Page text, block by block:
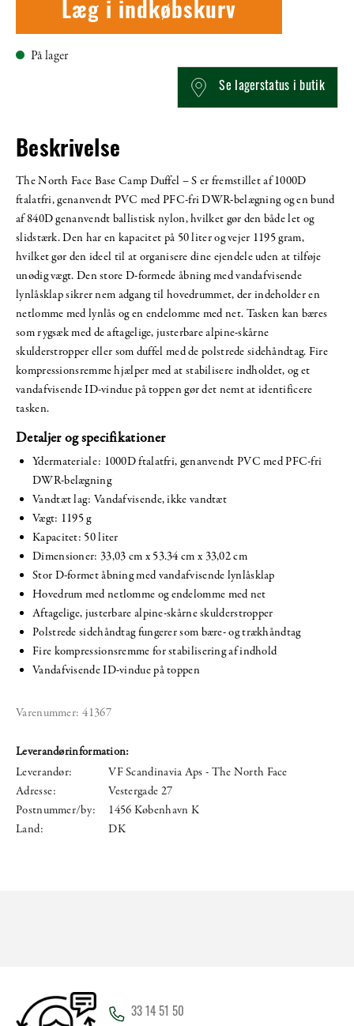
Læg i indkøbskurv
På lager
Se lagerstatus i butik
Beskrivelse
The North Face Base Camp Duffel – S er fremstillet af 1000D
ftalatfri, genanvendt PVC med PFC-fri DWR-belægning og en bund
af 840D genanvendt ballistisk nylon, hvilket gør den både let og
slidstærk. Den har en kapacitet på 50 liter og vejer 1195 gram,
hvilket gør den ideel til at organisere dine ejendele uden at tilføje
unødig vægt. Den store D-formede åbning med vandafvisende
lynlåsklap sikrer nem adgang til hovedrummet, der indeholder en
netlomme med lynlås og en endelomme med net. Tasken kan bæres
som rygsæk med de aftagelige, justerbare alpine-skårne
skulderstropper eller som duffel med de polstrede sidehåndtag. Fire
kompressionsremme hjælper med at stabilisere indholdet, og et
vandafvisende ID-vindue på toppen gør det nemt at identificere
tasken.
Detaljer og specifikationer
Ydermateriale: 1000D ftalatfri, genanvendt PVC med PFC-fri
DWR-belægning
Vandtæt lag: Vandafvisende, ikke vandtæt
Vægt: 1195 g
Kapacitet: 50 liter
Dimensioner: 33,03 cm x 53.34 cm x 33,02 cm
Stor D-formet åbning med vandafvisende lynlåsklap
Hovedrum med netlomme og endelomme med net
Aftagelige, justerbare alpine-skårne skulderstropper
Polstrede sidehåndtag fungerer som bære- og trækhåndtag
Fire kompressionsremme for stabilisering af indhold
Vandafvisende ID-vindue på toppen
Varenummer: 41367
Leverandørinformation:
Leverandør:
VF Scandinavia Aps - The North Face
Adresse:
Vestergade 27
Postnummer/by:
1456 København K
Land:
DK
33 14 51 50